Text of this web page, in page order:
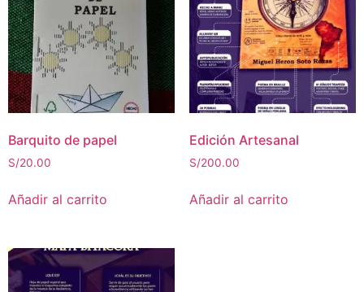
Barquito de papel
S/20.00
Añadir al carrito
Edición Artesanal
S/200.00
Añadir al carrito